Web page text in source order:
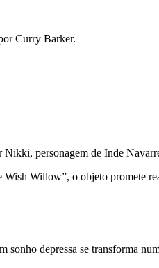
Curry Barker.
Nikki, personagem de Inde
Willow”, o objeto promete
depressa se transforma